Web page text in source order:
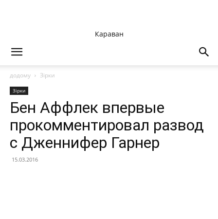
Караван
додому Зірки
Зірки
Бен Аффлек впервые
прокомментировал развод
с Дженнифер Гарнер
15.03.2016